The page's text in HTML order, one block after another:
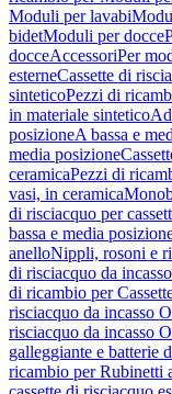
Moduli per lavabi
bidetModuli per docce
docceAccessoriPer
esterneCassette di
sinteticoPezzi di
in materiale sintetico
posizioneA bassa e
media posizione
ceramicaPezzi di
vasi, in ceramica
di risciacquo per
bassa e media
anelloNippli, rosoni e
di risciacquo da incasso
di ricambio per
risciacquo da incasso
risciacquo da incasso
galleggiante e batterie
ricambio per Rubinetti